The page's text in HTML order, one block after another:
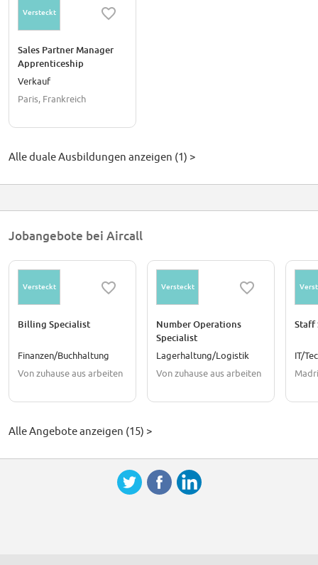
Versteckt
Sales Partner Manager
Apprenticeship
(Apprendistato), Italian
Verkauf
Paris, Frankreich
Alle duale Ausbildungen anzeigen (1) >
Jobangebote bei Aircall
Versteckt
Billing Specialist
Finanzen/Buchhaltung
Von zuhause aus arbeiten
Versteckt
Number Operations
Specialist
Lagerhaltung/Logistik
Von zuhause aus arbeiten
Staff
IT/
Alle Angebote anzeigen (15) >